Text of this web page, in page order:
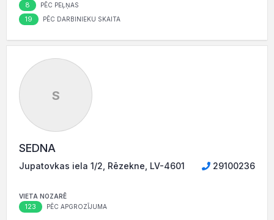
8 PĒC PEĻŅAS
19 PĒC DARBINIEKU SKAITA
S
SEDNA
Jupatovkas iela 1/2, Rēzekne, LV-4601 29100236
VIETA NOZARĒ
123 PĒC APGROZĪJUMA